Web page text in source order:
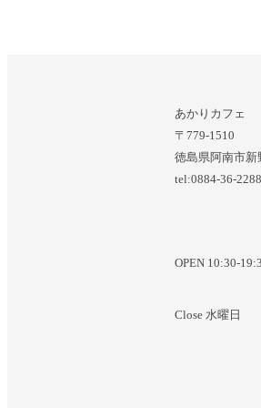
あかりカフェ
〒779-1510
徳島県阿南市新
tel:0884-36-2288
OPEN 10:30-
Close 水曜日